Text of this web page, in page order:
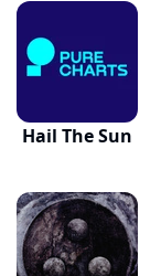
Hail The Sun